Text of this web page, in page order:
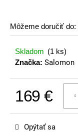
Môžeme doručiť do:
Skladom (1 ks)
Značka: Salomon
169 €
Jednotková cena:
Opýtať sa
o
r
ú
č
e
VOLKL
RACETIGER
SL